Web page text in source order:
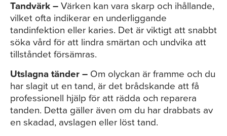
Tandvärk – Värken kan vara skarp och ihållande,
vilket ofta indikerar en underliggande
tandinfektion eller karies. Det är viktigt att snabbt
söka vård för att lindra smärtan och undvika att
tillståndet försämras.
Utslagna tänder – Om olyckan är framme och du
har slagit ut en tand, är det brådskande att få
professionell hjälp för att rädda och reparera
tanden. Detta gäller även om du har drabbats av
en skadad, avslagen eller löst tand.